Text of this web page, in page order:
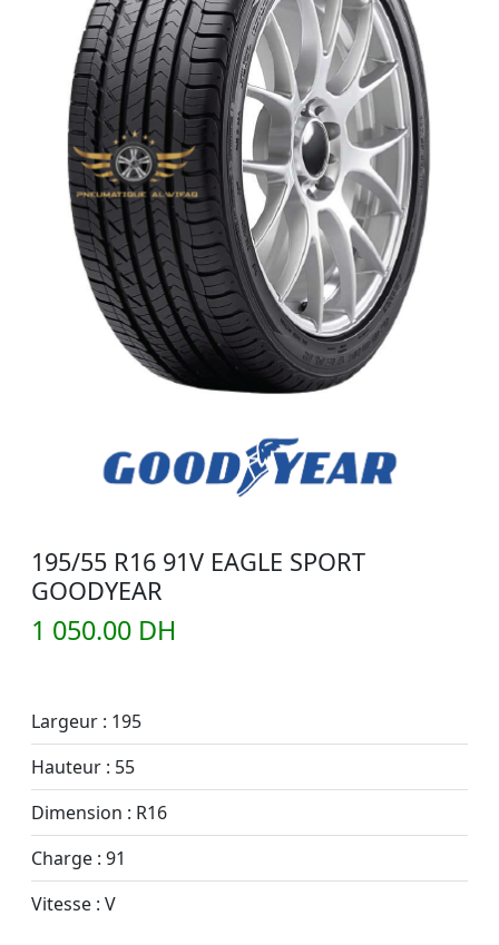
195/55 R16 91V EAGLE SPORT
GOODYEAR
1 050.00 DH
Largeur : 195
Hauteur : 55
Dimension : R16
Charge : 91
Vitesse : V